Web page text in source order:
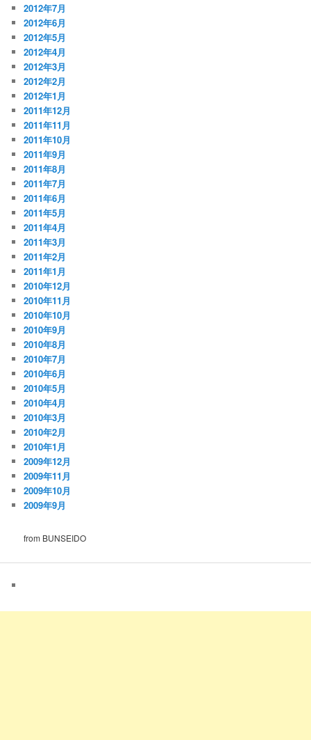
2012年7月
2012年6月
2012年5月
2012年4月
2012年3月
2012年2月
2012年1月
2011年12月
2011年11月
2011年10月
2011年9月
2011年8月
2011年7月
2011年6月
2011年5月
2011年4月
2011年3月
2011年2月
2011年1月
2010年12月
2010年11月
2010年10月
2010年9月
2010年8月
2010年7月
2010年6月
2010年5月
2010年4月
2010年3月
2010年2月
2010年1月
2009年12月
2009年11月
2009年10月
2009年9月
from BUNSEIDO